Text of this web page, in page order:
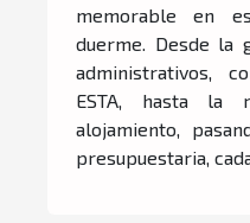
memorable en
duerme. Desde la
administrativos,
ESTA, hasta la
alojamiento,
presupuestaria,